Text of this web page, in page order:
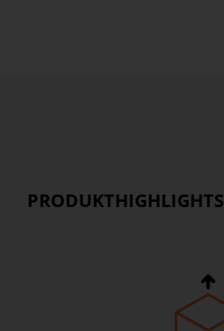
PRODUKTHIGHLIGHTS